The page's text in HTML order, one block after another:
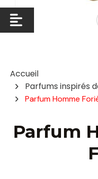
Accueil
Parfums inspirés
Parfum Homme
Parfum